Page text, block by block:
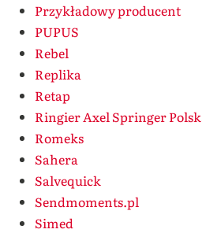
Przykładowy producent
PUPUS
Rebel
Replika
Retap
Ringier Axel Springer
Romeks
Sahera
Salvequick
Sendmoments.pl
Simed